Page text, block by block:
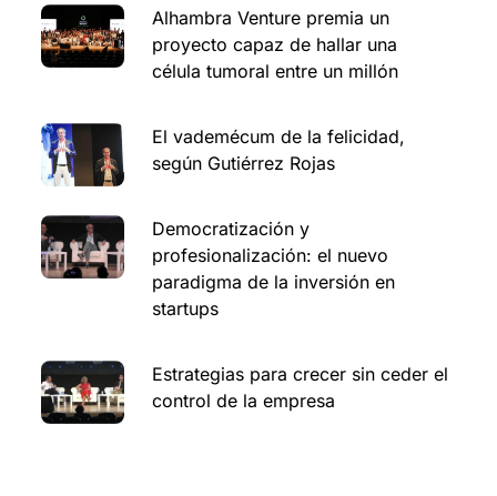
Alhambra Venture premia un
proyecto capaz de hallar una
célula tumoral entre un millón
El vademécum de la felicidad,
según Gutiérrez Rojas
Democratización y
profesionalización: el nuevo
paradigma de la inversión en
startups
Estrategias para crecer sin ceder el
control de la empresa